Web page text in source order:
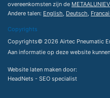
overeenkomsten zijn de
Andere talen: English, Deutsch,
Copyrights
Copyrights© 2026 Airtec Pneumatic
Aan informatie op deze website
Website laten maken door:
HeadNets - SEO specialist